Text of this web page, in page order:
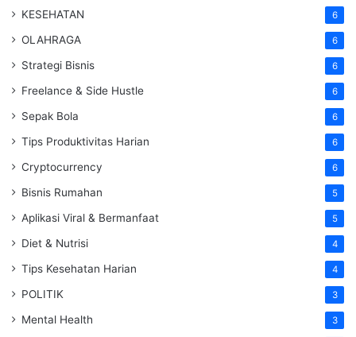
KESEHATAN 6
OLAHRAGA 6
Strategi Bisnis 6
Freelance & Side Hustle 6
Sepak Bola 6
Tips Produktivitas Harian 6
Cryptocurrency 6
Bisnis Rumahan 5
Aplikasi Viral & Bermanfaat 5
Diet & Nutrisi 4
Tips Kesehatan Harian 4
POLITIK 3
Mental Health 3